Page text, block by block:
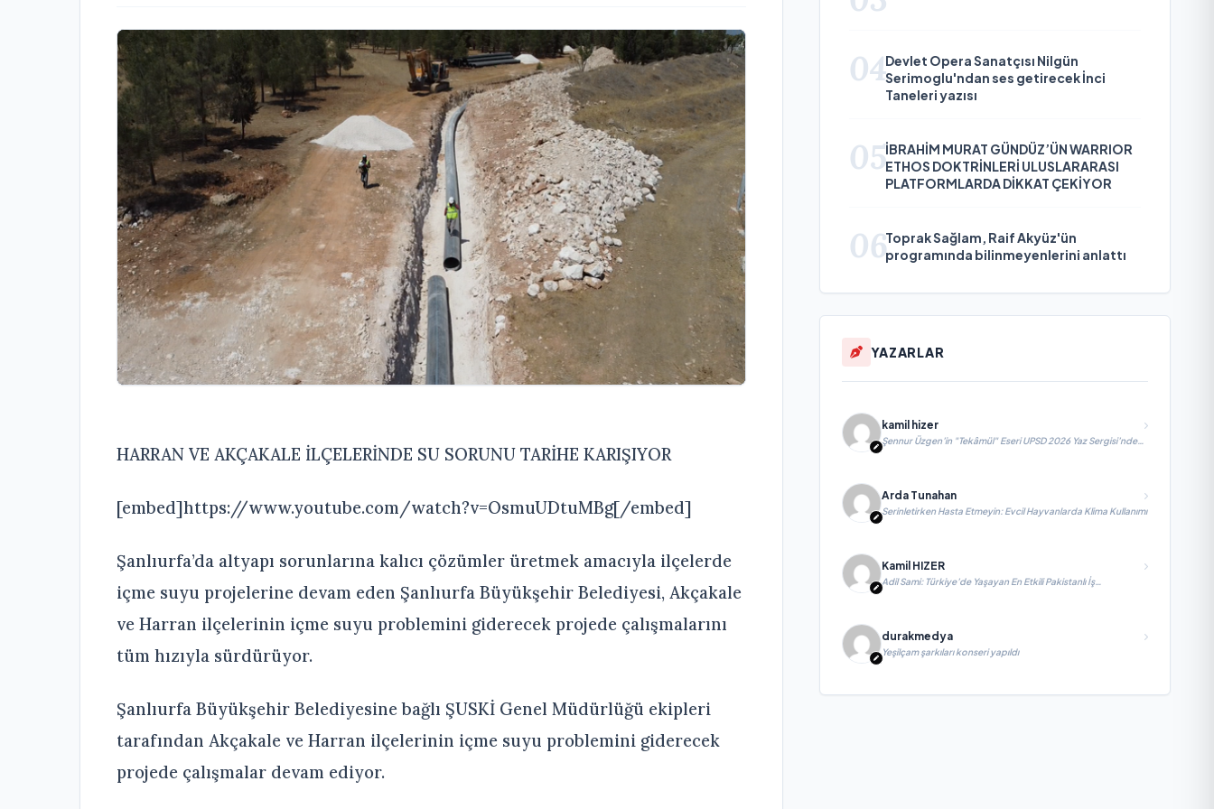
HARRAN VE AKÇAKALE İLÇELERİNDE SU SORUNU TARİHE KARIŞIYOR
[embed]https://www.youtube.com/watch?v=OsmuUDtuMBg[/embed]
Şanlıurfa’da altyapı sorunlarına kalıcı çözümler üretmek amacıyla ilçelerde
içme suyu projelerine devam eden Şanlıurfa Büyükşehir Belediyesi, Akçakale
ve Harran ilçelerinin içme suyu problemini giderecek projede çalışmalarını
tüm hızıyla sürdürüyor.
Şanlıurfa Büyükşehir Belediyesine bağlı ŞUSKİ Genel Müdürlüğü ekipleri
tarafından Akçakale ve Harran ilçelerinin içme suyu problemini giderecek
projede çalışmalar devam ediyor.
04Devlet Opera Sanatçısı Nilgün
Serimoglu'ndan ses getirecek İnci
Taneleri yazısı
05İBRAHİM MURAT GÜNDÜZ’ÜN WARRIOR
ETHOS DOKTRİNLERİ ULUSLARARASI
PLATFORMLARDA DİKKAT ÇEKİYOR
06Toprak Sağlam, Raif Akyüz'ün
programında bilinmeyenlerini anlattı
YAZARLAR
kamil hizer
Şennur Üzgen’in "Tekâmül" Eseri UPSD 2026 Yaz Sergisi’nde
Sanatseverlerle Buluşuyor
Arda Tunahan
Serinletirken Hasta Etmeyin: Evcil Hayvanlarda Klima Kullanımı
Kamil HIZER
Adil Sami: Türkiye’de Yaşayan En Etkili Pakistanlı İş
İnsanlarından Biri, Yatırım ve Ekonomik Diplomasiyi
durakmedya
Yeşilçam şarkıları konseri yapıldı